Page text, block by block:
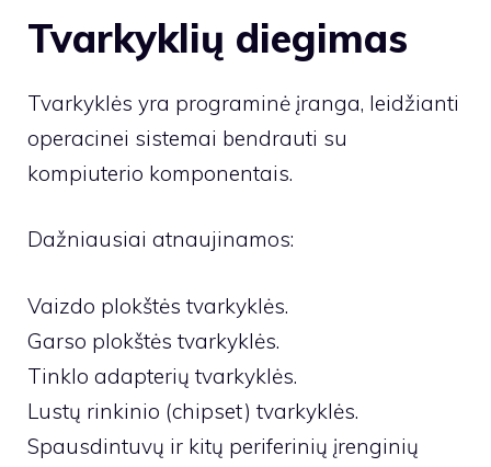
Tvarkyklių diegimas
Tvarkyklės yra programinė įranga, leidžianti
operacinei sistemai bendrauti su
kompiuterio komponentais.
Dažniausiai atnaujinamos:
Vaizdo plokštės tvarkyklės.
Garso plokštės tvarkyklės.
Tinklo adapterių tvarkyklės.
Lustų rinkinio (chipset) tvarkyklės.
Spausdintuvų ir kitų periferinių įrenginių